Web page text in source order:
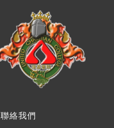
聯絡我們